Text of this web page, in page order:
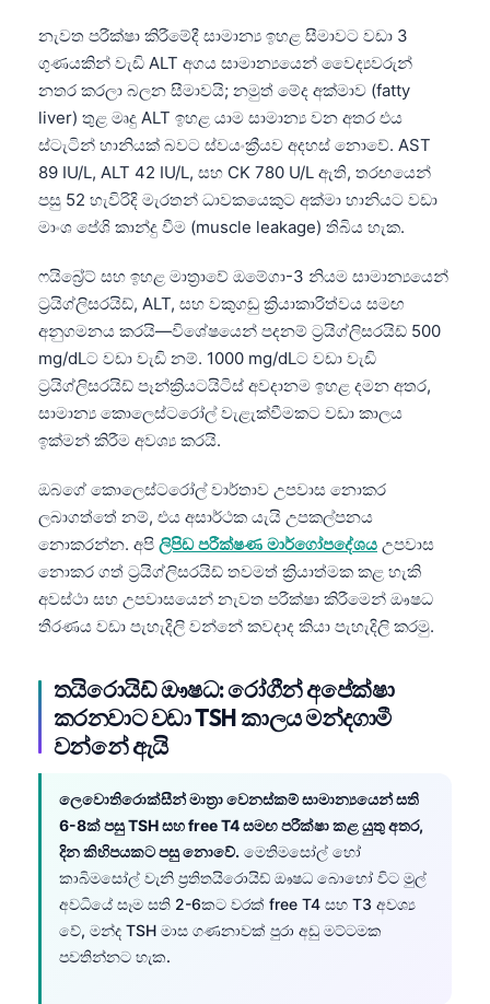
නැවත පරීක්ෂා කිරීමේදී සාමාන්‍ය ඉහළ සීමාවට වඩා 3
ගුණයකින් වැඩි ALT අගය සාමාන්‍යයෙන් වෛද්‍යවරුන්
නතර කරලා බලන සීමාවයි; නමුත් මේද අක්මාව (fatty
liver) තුළ මෘදු ALT ඉහළ යාම සාමාන්‍ය වන අතර එය
ස්ටැටින් හානියක් බවට ස්වයංක්‍රීයව අදහස් නොවේ. AST
89 IU/L, ALT 42 IU/L, සහ CK 780 U/L ඇති, තරඟයෙන්
පසු 52 හැවිරිදි මැරතන් ධාවකයෙකුට අක්මා හානියට වඩා
මාංශ පේශි කාන්දු වීම (muscle leakage) තිබිය හැක.
ෆයිබ්‍රේට් සහ ඉහළ මාත්‍රාවේ ඔමේගා-3 නියම සාමාන්‍යයෙන්
ට්‍රයිග්ලිසරයිඩ්, ALT, සහ වකුගඩු ක්‍රියාකාරිත්වය සමඟ
අනුගමනය කරයි—විශේෂයෙන් පදනම් ට්‍රයිග්ලිසරයිඩ් 500
mg/dLට වඩා වැඩි නම්. 1000 mg/dLට වඩා වැඩි
ට්‍රයිග්ලිසරයිඩ් පෑන්ක්‍රියටයිටිස් අවදානම ඉහළ දමන අතර,
සාමාන්‍ය කොලෙස්ටරෝල් වැළැක්වීමකට වඩා කාලය
ඉක්මන් කිරීම අවශ්‍ය කරයි.
ඔබගේ කොලෙස්ටරෝල් වාර්තාව උපවාස නොකර
ලබාගත්තේ නම්, එය අසාර්ථක යැයි උපකල්පනය
නොකරන්න. අපි ලිපිඩ පරීක්ෂණ මාර්ගෝපදේශය උපවාස
නොකර ගත් ට්‍රයිග්ලිසරයිඩ් තවමත් ක්‍රියාත්මක කළ හැකි
අවස්ථා සහ උපවාසයෙන් නැවත පරීක්ෂා කිරීමෙන් ඖෂධ
තීරණය වඩා පැහැදිලි වන්නේ කවදාද කියා පැහැදිලි කරමු.
තයිරොයිඩ් ඖෂධ: රෝගීන් අපේක්ෂා
කරනවාට වඩා TSH කාලය මන්දගාමී
වන්නේ ඇයි
ලෙවොතිරොක්සීන් මාත්‍රා වෙනස්කම් සාමාන්‍යයෙන් සති
6-8ක් පසු TSH සහ free T4 සමඟ පරීක්ෂා කළ යුතු අතර,
දින කිහිපයකට පසු නොවේ. මෙතිමසෝල් හෝ
කාබිමසෝල් වැනි ප්‍රතිතයිරොයිඩ් ඖෂධ බොහෝ විට මුල්
අවධියේ සෑම සති 2-6කට වරක් free T4 සහ T3 අවශ්‍ය
වේ, මන්ද TSH මාස ගණනාවක් පුරා අඩු මට්ටමක
පවතින්නට හැක.
Ślōnskŏ gŏdka
Norsk bokmål